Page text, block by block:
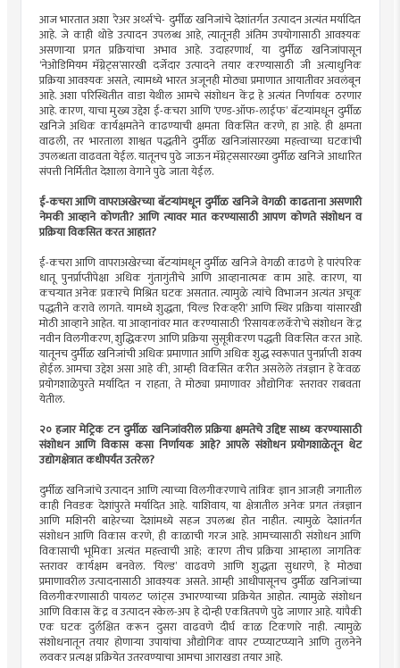
आज भारतात अशा ‘रेअर अर्थ्स’चे- दुर्मीळ खनिजांचे देशांतर्गत उत्पादन अत्यंत मर्यादित
आहे. जे काही थोडे उत्पादन उपलब्ध आहे, त्यातूनही अंतिम उपयोगासाठी आवश्यक
असणार्‍या प्रगत प्रक्रियांचा अभाव आहे. उदाहरणार्थ, या दुर्मीळ खनिजांपासून
‘नेओडिमियम मॅग्नेट्स’सारखी दर्जेदार उत्पादने तयार करण्यासाठी जी अत्याधुनिक
प्रक्रिया आवश्यक असते, त्यामध्ये भारत अजूनही मोठ्या प्रमाणात आयातीवर अवलंबून
आहे. अशा परिस्थितीत वाडा येथील आमचे संशोधन केंद्र हे अत्यंत निर्णायक ठरणार
आहे. कारण, याचा मुख्य उद्देश ई-कचरा आणि ‘एण्ड-ऑफ-लाईफ’ बॅटर्‍यांमधून दुर्मीळ
खनिजे अधिक कार्यक्षमतेने काढण्याची क्षमता विकसित करणे, हा आहे. ही क्षमता
वाढली, तर भारताला शाश्वत पद्धतीने दुर्मीळ खनिजांसारख्या महत्त्वाच्या घटकांची
उपलब्धता वाढवता येईल. यातूनच पुढे जाऊन मॅग्नेट्ससारख्या दुर्मीळ खनिजे आधारित
संपत्ती निर्मितीत देशाला वेगाने पुढे जाता येईल.
ई-कचरा आणि वापराअखेरच्या बॅटर्‍यांमधून दुर्मीळ खनिजे वेगळी काढताना असणारी
नेमकी आव्हाने कोणती? आणि त्यावर मात करण्यासाठी आपण कोणते संशोधन व
प्रक्रिया विकसित करत आहात?
ई-कचरा आणि वापराअखेरच्या बॅटर्‍यांमधून दुर्मीळ खनिजे वेगळी काढणे हे पारंपरिक
धातू पुनर्प्राप्तीपेक्षा अधिक गुंतागुंतीचे आणि आव्हानात्मक काम आहे. कारण, या
कचर्‍यात अनेक प्रकारचे मिश्रित घटक असतात. त्यामुळे त्यांचे विभाजन अत्यंत अचूक
पद्धतीने करावे लागते. यामध्ये शुद्धता, ‘यिल्ड रिकव्हरी’ आणि स्थिर प्रक्रिया यांसारखी
मोठी आव्हाने आहेत. या आव्हानांवर मात करण्यासाठी ‘रिसायकलकॅरो’चे संशोधन केंद्र
नवीन विलगीकरण, शुद्धिकरण आणि प्रक्रिया सुसूत्रीकरण पद्धती विकसित करत आहे.
यातूनच दुर्मीळ खनिजांची अधिक प्रमाणात आणि अधिक शुद्ध स्वरूपात पुनर्प्राप्ती शक्य
होईल. आमचा उद्देश असा आहे की, आम्ही विकसित करीत असलेले तंत्रज्ञान हे केवळ
प्रयोगशाळेपुरते मर्यादित न राहता, ते मोठ्या प्रमाणावर औद्योगिक स्तरावर राबवता
येतील.
२० हजार मेट्रिक टन दुर्मीळ खनिजांवरील प्रक्रिया क्षमतेचे उद्दिष्ट साध्य करण्यासाठी
संशोधन आणि विकास कसा निर्णायक आहे? आपले संशोधन प्रयोगशाळेतून थेट
उद्योगक्षेत्रात कधीपर्यंत उतरेल?
दुर्मीळ खनिजांचे उत्पादन आणि त्याच्या विलगीकरणाचे तांत्रिक ज्ञान आजही जगातील
काही निवडक देशांपुरते मर्यादित आहे. याशिवाय, या क्षेत्रातील अनेक प्रगत तंत्रज्ञान
आणि मशिनरी बाहेरच्या देशांमध्ये सहज उपलब्ध होत नाहीत. त्यामुळे देशांतर्गत
संशोधन आणि विकास करणे, ही काळाची गरज आहे. आमच्यासाठी संशोधन आणि
विकासाची भूमिका अत्यंत महत्त्वाची आहे; कारण तीच प्रक्रिया आम्हाला जागतिक
स्तरावर कार्यक्षम बनवेल. ‘यिल्ड’ वाढवणे आणि शुद्धता सुधारणे, हे मोठ्या
प्रमाणावरील उत्पादनासाठी आवश्यक असते. आम्ही आधीपासूनच दुर्मीळ खनिजांच्या
विलगीकरणासाठी पायलट प्लांट्स उभारण्याच्या प्रक्रियेत आहोत. त्यामुळे संशोधन
आणि विकास केंद्र व उत्पादन स्केल-अप हे दोन्ही एकत्रितपणे पुढे जाणार आहे. यांपैकी
एक घटक दुर्लक्षित करून दुसरा वाढवणे दीर्घ काळ टिकणारे नाही. त्यामुळे
संशोधनातून तयार होणार्‍या उपायांचा औद्योगिक वापर टप्प्याटप्प्याने आणि तुलनेने
लवकर प्रत्यक्ष प्रक्रियेत उतरवण्याचा आमचा आराखडा तयार आहे.